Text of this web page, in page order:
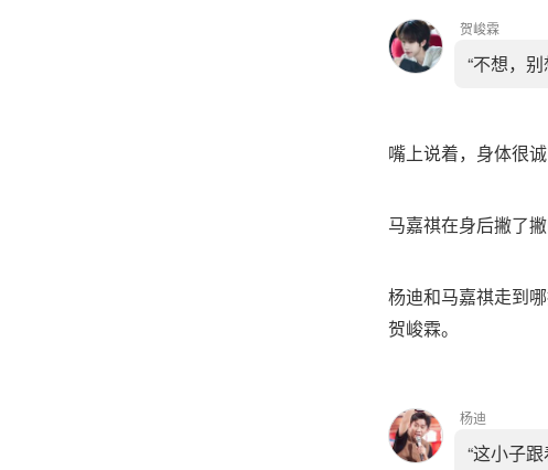
贺峻霖
“不想，
嘴上说着，身体很
马嘉祺在身后撇了
杨迪和马嘉祺走到
贺峻霖。
杨迪
“这小子